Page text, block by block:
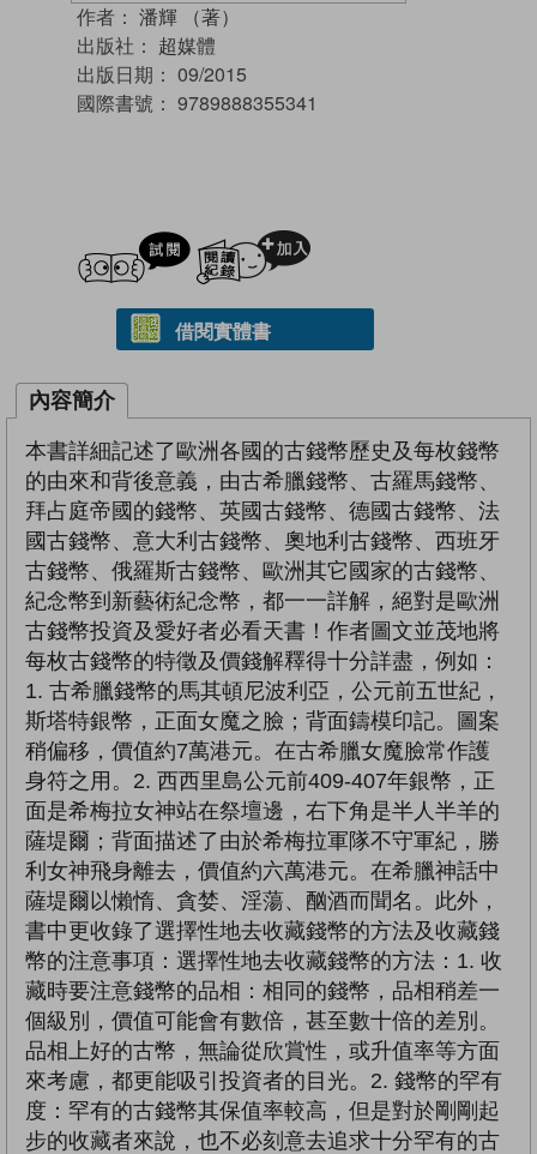
作者： 潘輝 （著）
出版社： 超媒體
出版日期： 09/2015
國際書號： 9789888355341
試閲
借閱實體書
內容簡介
本書詳細記述了歐洲各國的古錢幣歷史及每枚錢幣
的由來和背後意義，由古希臘錢幣、古羅馬錢幣、
拜占庭帝國的錢幣、英國古錢幣、德國古錢幣、法
國古錢幣、意大利古錢幣、奧地利古錢幣、西班牙
古錢幣、俄羅斯古錢幣、歐洲其它國家的古錢幣、
紀念幣到新藝術紀念幣，都一一詳解，絕對是歐洲
古錢幣投資及愛好者必看天書！作者圖文並茂地將
每枚古錢幣的特徵及價錢解釋得十分詳盡，例如：
1. 古希臘錢幣的馬其頓尼波利亞，公元前五世紀，
斯塔特銀幣，正面女魔之臉；背面鑄模印記。圖案
稍偏移，價值約7萬港元。在古希臘女魔臉常作護
身符之用。2. 西西里島公元前409-407年銀幣，正
面是希梅拉女神站在祭壇邊，右下角是半人半羊的
薩堤爾；背面描述了由於希梅拉軍隊不守軍紀，勝
利女神飛身離去，價值約六萬港元。在希臘神話中
薩堤爾以懶惰、貪婪、淫蕩、酗酒而聞名。此外，
書中更收錄了選擇性地去收藏錢幣的方法及收藏錢
幣的注意事項：選擇性地去收藏錢幣的方法：1. 收
藏時要注意錢幣的品相：相同的錢幣，品相稍差一
個級別，價值可能會有數倍，甚至數十倍的差別。
品相上好的古幣，無論從欣賞性，或升值率等方面
來考慮，都更能吸引投資者的目光。2. 錢幣的罕有
度：罕有的古錢幣其保值率較高，但是對於剛剛起
步的收藏者來說，也不必刻意去追求十分罕有的古